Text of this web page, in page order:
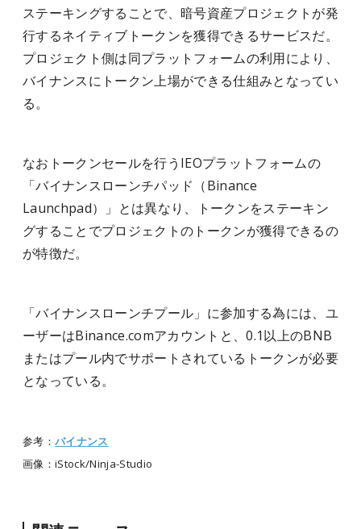
ステーキングすることで、暗号資産プロジェクトが発
行するネイティブトークンを獲得できるサービスだ。
プロジェクト側は同プラットフォームの利用により、
バイナンスにトークン上場ができる仕組みとなってい
る。
なおトークンセールを行うIEOプラットフォームの
「バイナンスローンチパッド（Binance
Launchpad）」とは異なり、トークンをステーキン
グすることでプロジェクトのトークンが獲得できるの
が特徴だ。
「バイナンスローンチプール」に参加する為には、ユ
ーザーはBinance.comアカウントと、0.1以上のBNB
またはプール内でサポートされているトークンが必要
となっている。
参考： バイナンス
画像： iStock/Ninja-Studio